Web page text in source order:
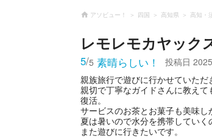
アソビュー！ 四国 高知県 高知・
レモレモカヤック
5/5 素晴らしい！ 投稿日
親族旅行で遊びに行かせていただ
親切で丁寧なガイドさんに教え
復活。
サービスのお茶とお菓子も美味し
夏は暑いので水分を携帯していく
また遊びに行きたいです。